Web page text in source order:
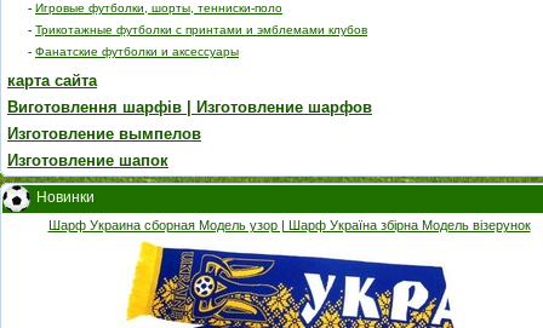
- Игровые футболки, шорты, тенниски-поло
- Трикотажные футболки с принтами и эмблемами клубов
- Фанатские футболки и аксессуары
карта сайта
Виготовлення шарфів | Изготовление шарфов
Изготовление вымпелов
Изготовление шапок
Новинки
Шарф Украина сборная Модель узор | Шарф Україна збірна Модель візерунок